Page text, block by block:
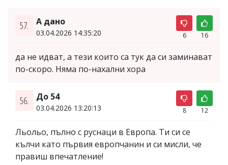
57. А дано
03.04.2026 14:35:20 6 16
да не идват, а тези които са тук да си заминават
по-скоро. Няма по-нахални хора
56. До 54
03.04.2026 13:20:13 8 12
Льольо, пълно с руснаци в Европа. Ти си се
кълчи като първия европчанин и си мисли, че
правиш впечатление!